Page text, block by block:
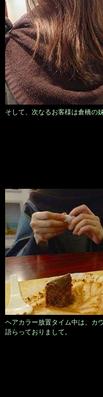
そして、次なるお客様は倉橋の
ヘアカラー放置タイム中は、カ
語らっておりまして。